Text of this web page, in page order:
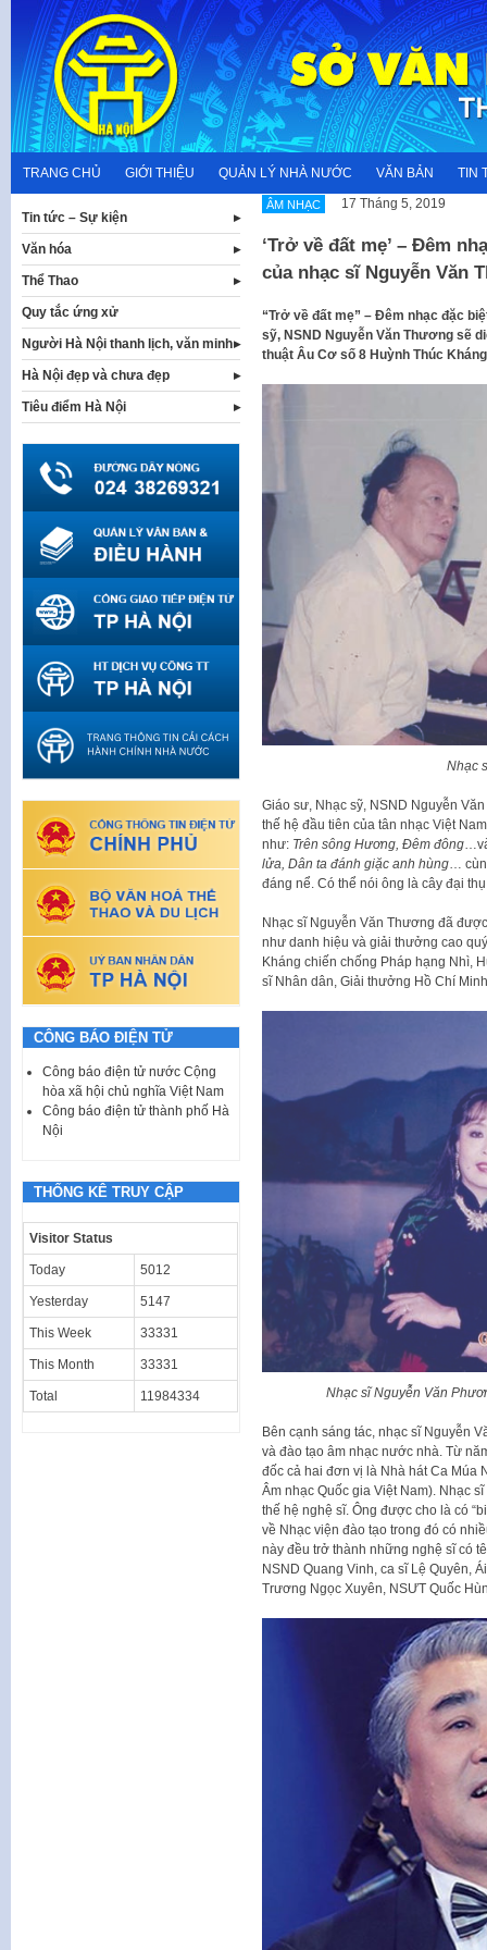
content
TRANG CHỦ GIỚI THIỆU QUẢN LÝ NHÀ NƯỚC VĂN BẢN TIN
ÂM NHẠC 17 Tháng 5, 2019
‘Trở về đất mẹ’ – Đêm
của nhạc sĩ Nguyễn Văn
“Trở về đất mẹ” – Đêm nhạc đặc
sỹ, NSND Nguyễn Văn Thương sẽ
thuật Âu Cơ số 8 Huỳnh Thúc
Nhạc
Giáo sư, Nhạc sỹ, NSND Nguyễn
thế hệ đầu tiên của tân nhạc Việt
như: Trên sông Hương, Đêm đông
lửa, Dân ta đánh giặc anh hùng…
đáng nể. Có thể nói ông là cây đại
Nhạc sĩ Nguyễn Văn Thương đã
như danh hiệu và giải thưởng cao
Kháng chiến chống Pháp hạng Nhì,
sĩ Nhân dân, Giải thưởng Hồ Chí
Nhạc sĩ Nguyễn Văn
Bên cạnh sáng tác, nhạc sĩ Nguyễn
và đào tạo âm nhạc nước nhà. Từ
đốc cả hai đơn vị là Nhà hát Ca Múa
Âm nhạc Quốc gia Việt Nam). Nhạc
thế hệ nghệ sĩ. Ông được cho là có
về Nhạc viện đào tạo trong đó có
này đều trở thành những nghệ sĩ có
NSND Quang Vinh, ca sĩ Lệ Quyên,
Trương Ngọc Xuyên, NSƯT Quốc
Tin tức – Sự kiện
Văn hóa
Thể Thao
Quy tắc ứng xử
Người Hà Nội thanh lịch, văn minh
Hà Nội đẹp và chưa đẹp
Tiêu điểm Hà Nội
CÔNG BÁO ĐIỆN TỬ
Công báo điện tử nước Cộng
hòa xã hội chủ nghĩa Việt Nam
Công báo điện tử thành phố Hà
Nội
THỐNG KÊ TRUY CẬP
Visitor Status
Today 5012
Yesterday 5147
This Week 33331
This Month 33331
Total 11984334